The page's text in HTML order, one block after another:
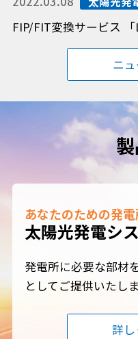
FIP/FIT変換サービス
ニ
あなたのための発
太陽光発電シ
発電所に必要な部材
としてご提供いたしま
詳